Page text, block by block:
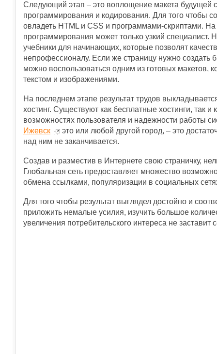
Следующий этап – это воплощение макета будущей
программирования и кодирования. Для того чтобы
овладеть HTML и CSS и программами-скриптами.
программирования может только узкий
учебники для начинающих, которые позволят
непрофессионалу. Если же страницу нужно создать
можно воспользоваться одним из готовых макетов,
текстом и изображениями.
На последнем этапе результат трудов
хостинг. Существуют как бесплатные хостинги, так
возможностях пользователя и надежности работы
Ижевск
это или любой другой город, – это
над ним не заканчивается.
Создав и разместив в Интернете свою страничку,
Глобальная сеть предоставляет множество
обмена ссылками, популяризации в социальных
Для того чтобы результат выглядел достойно и
приложить немалые усилия, изучить большое
увеличения потребительского интереса не заставит